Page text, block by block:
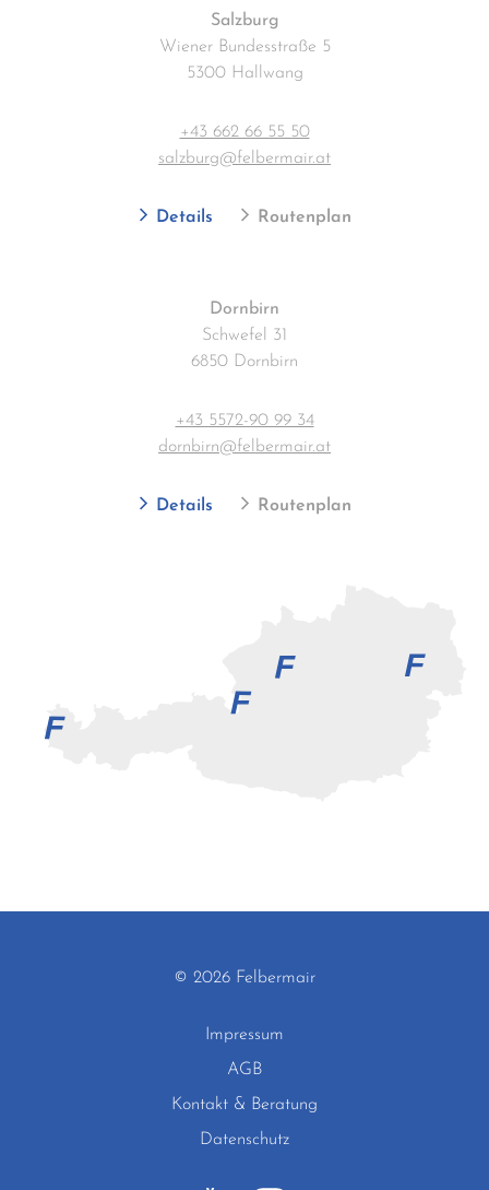
Salzburg
Wiener Bundesstraße 5
5300 Hallwang
+43 662 66 55 50
salzburg@felbermair.at
Details Routenplan
Dornbirn
Schwefel 31
6850 Dornbirn
+43 5572-90 99 34
dornbirn@felbermair.at
Details Routenplan
© 2026 Felbermair
Impressum
AGB
Kontakt & Beratung
Datenschutz